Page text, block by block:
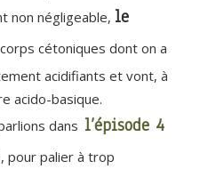
non négligeable, le
cétoniques dont on a
acidifiants et vont, à
acido-basique.
dans l’épisode 4
pour palier à trop